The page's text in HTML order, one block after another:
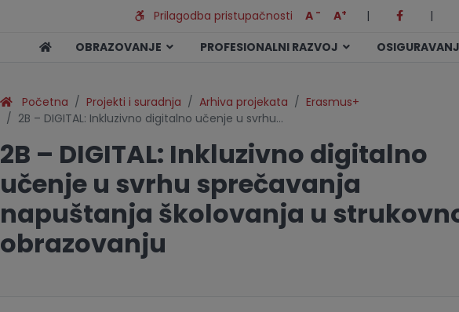
Prilagodba pristupačnosti A - A+ | |
OBRAZOVANJE
PROFESIONALNI RAZVOJ
Početna Projekti i suradnja Arhiva projekata
Erasmus+
2B – DIGITAL: Inkluzivno digitalno učenje u svrhu…
2B – DIGITAL: Inkluzivno digitalno
učenje u svrhu sprečavanja
napuštanja školovanja u
obrazovanju